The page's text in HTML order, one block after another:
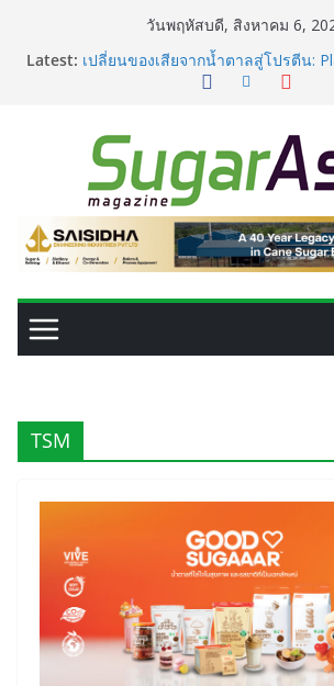
วันพฤหัสบดี, สิงหาคม 6,
Latest: เปลี่ยนของเสียจากน้ำตาลสู่โปรตีน:
ขยายนวัตกรรมด้านเทคโนโลยีอาหาร
อุตสาหกรรมเอทานอลไทยพร้อมรับ
กำลังผลิตรวม 7.2 ล้านลิตร/วัน
เครื่องแยกสีความแม่นยำสูง ยกระดับ
ประสิทธิภาพการผลิต
VEGAPULS Air: โซลูชันอัจฉริยะสำห
ถังเก็บในอุตสาหกรรมน้ำตาล
TSM